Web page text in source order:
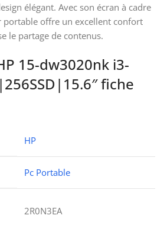
élégant. Avec son écran à cadre
portable offre un excellent confort
le partage de contenus.
15-dw3020nk i3-
fiche
HP
Pc Portable
2R0N3EA